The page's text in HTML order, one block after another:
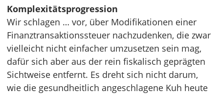
Komplexitätsprogression
Wir schlagen … vor, über Modifikationen einer
Finanztransaktionssteuer nachzudenken, die zwar
vielleicht nicht einfacher umzusetzen sein mag,
dafür sich aber aus der rein fiskalisch geprägten
Sichtweise entfernt. Es dreht sich nicht darum,
wie die gesundheitlich angeschlagene Kuh heute